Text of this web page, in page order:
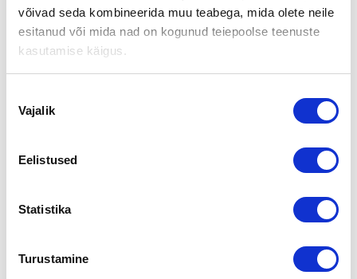
võivad seda kombineerida muu teabega, mida olete neile
esitanud või mida nad on kogunud teiepoolse teenuste
kasutamise käigus.
valik
Vajalik
Eelistused
Statistika
Turustamine
Sijainti Varsinais-Suomi
Puh. 050 560 2700
arto.savikangas@tiliaura.fi
www.tiliaura.fi
Palvelut
Apua toimenpiteisiin ennen myynnin
Kannattavuuden parantaminen, talouden
terveyttäminen, Kiinteistökaupat, Myynnin ja
Apua toimenpiteisiin oston yhtedessä tai